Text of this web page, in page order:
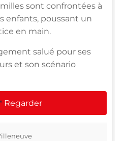
sont confrontées à
enfants, poussant un
en main.
salué pour ses
et son scénario
Regarder